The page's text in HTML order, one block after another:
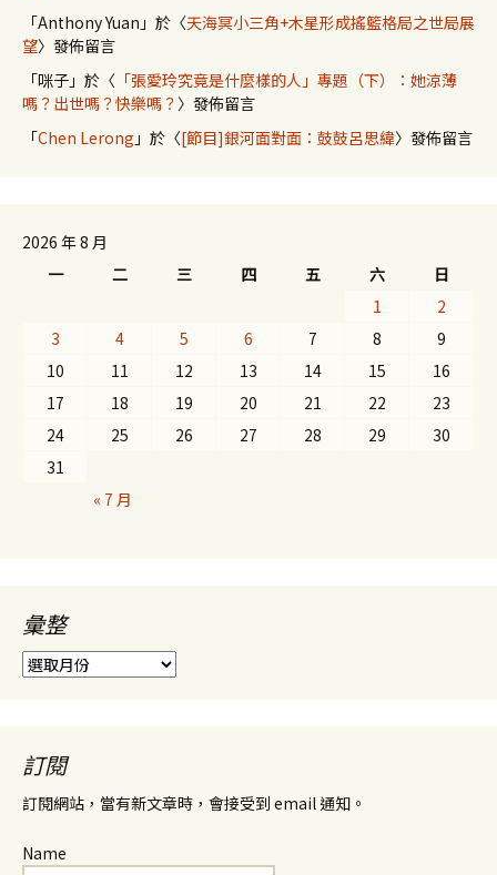
「Anthony Yuan 」於〈天海冥小三角+木星形成搖籃格局之世局展
望〉發佈留言
「咪子 」於〈 「張愛玲究竟是什麼樣的人」專題（下）：她涼薄
嗎？出世嗎？快樂嗎？ 〉發佈留言
「Chen Lerong 」於〈[節目]銀河面對面：鼓鼓呂思緯〉發佈留言
2026 年 8 月
一
二 三 四 五 六
日
1
2
3
4 5 6 7 8
9
10
11 12 13 14 15
16
17
18 19 20 21 22
23
24
25 26 27 28 29
30
31
« 7 月
彙整
彙
整
訂閱
訂閱網站，當有新文章時，會接受到 email 通知。
Name